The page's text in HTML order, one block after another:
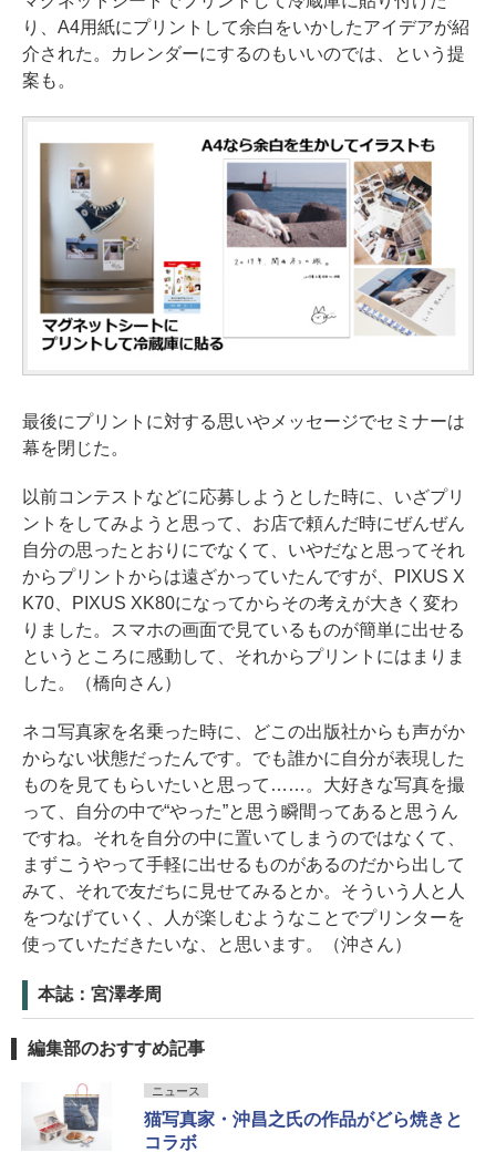
り、A4用紙にプリントして余白をいかしたアイデアが紹
介された。カレンダーにするのもいいのでは、という提
案も。
最後にプリントに対する思いやメッセージでセミナーは
幕を閉じた。
以前コンテストなどに応募しようとした時に、いざプリ
ントをしてみようと思って、お店で頼んだ時にぜんぜん
自分の思ったとおりにでなくて、いやだなと思ってそれ
からプリントからは遠ざかっていたんですが、PIXUS X
K70、PIXUS XK80になってからその考えが大きく変わ
りました。スマホの画面で見ているものが簡単に出せる
というところに感動して、それからプリントにはまりま
した。（橋向さん）
ネコ写真家を名乗った時に、どこの出版社からも声がか
からない状態だったんです。でも誰かに自分が表現した
ものを見てもらいたいと思って……。大好きな写真を撮
って、自分の中で“やった”と思う瞬間ってあると思うん
ですね。それを自分の中に置いてしまうのではなくて、
まずこうやって手軽に出せるものがあるのだから出して
みて、それで友だちに見せてみるとか。そういう人と人
をつなげていく、人が楽しむようなことでプリンターを
使っていただきたいな、と思います。（沖さん）
本誌：宮澤孝周
編集部のおすすめ記事
ニュース
猫写真家・沖昌之氏の作品がどら焼きと
コラボ